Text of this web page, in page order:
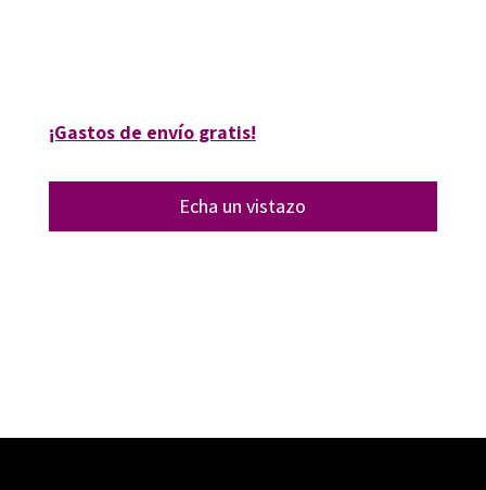
¡Gastos de envío gratis!
Echa un vistazo